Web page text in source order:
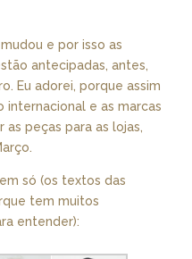
e por isso as
antecipadas, antes,
Eu adorei, porque assim
internacional e as marcas
peças para as lojas,
só (os textos das
tem muitos
entender):